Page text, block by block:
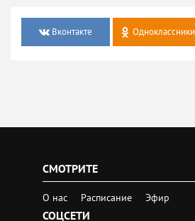
Вконтакте Одноклассники
СМОТРИТЕ
О нас Расписание Эфир
СОЦСЕТИ